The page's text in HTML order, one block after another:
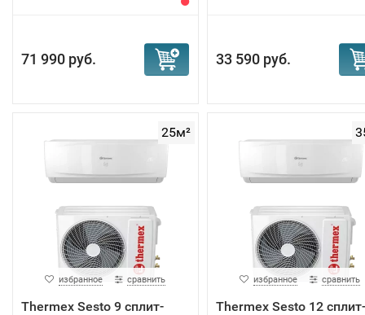
71 990 руб. 33 590 руб.
25м²
избранное сравнить
Thermex Sesto 9 сплит-
избранное сравнить
Thermex Sesto 12 сплит-